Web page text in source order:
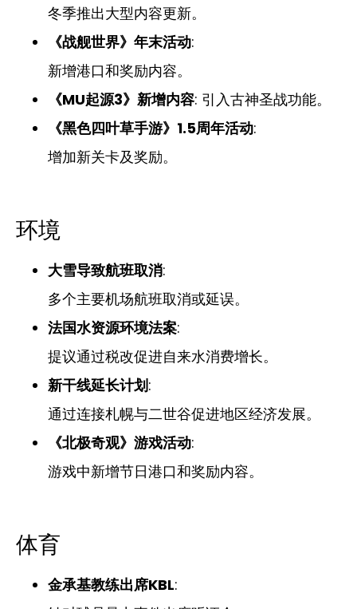
冬季推出大型内容更新。
《战舰世界》年末活动:
新增港口和奖励内容。
《MU起源3》新增内容: 引入古神圣战功能。
《黑色四叶草手游》1.5周年活动:
增加新关卡及奖励。
环境
大雪导致航班取消:
多个主要机场航班取消或延误。
法国水资源环境法案:
提议通过税改促进自来水消费增长。
新干线延长计划:
通过连接札幌与二世谷促进地区经济发展。
《北极奇观》游戏活动:
游戏中新增节日港口和奖励内容。
体育
金承基教练出席KBL: